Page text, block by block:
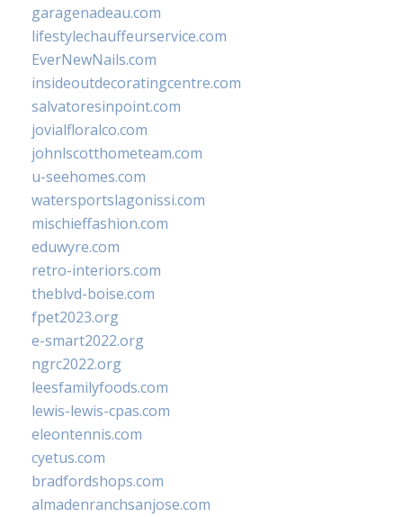
garagenadeau.com
lifestylechauffeurservice.com
EverNewNails.com
insideoutdecoratingcentre.com
salvatoresinpoint.com
jovialfloralco.com
johnlscotthometeam.com
u-seehomes.com
watersportslagonissi.com
mischieffashion.com
eduwyre.com
retro-interiors.com
theblvd-boise.com
fpet2023.org
e-smart2022.org
ngrc2022.org
leesfamilyfoods.com
lewis-lewis-cpas.com
eleontennis.com
cyetus.com
bradfordshops.com
almadenranchsanjose.com